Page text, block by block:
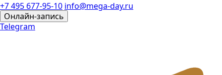
+7 495 677-95-10 info@mega-day.ru
Онлайн-запись
Telegram